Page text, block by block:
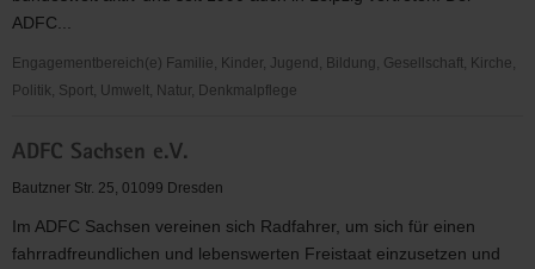
ADFC...
Engagementbereich(e) Familie, Kinder, Jugend, Bildung, Gesellschaft, Kirche,
Politik, Sport, Umwelt, Natur, Denkmalpflege
Leipzig
e.V.
ADFC Sachsen e.V.
Bautzner Str. 25, 01099 Dresden
Im ADFC Sachsen vereinen sich Radfahrer, um sich für einen
fahrradfreundlichen und lebenswerten Freistaat einzusetzen und